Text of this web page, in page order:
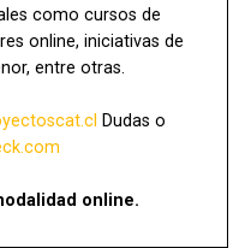
como cursos de
online, iniciativas de
entre otras.
Dudas o
online.